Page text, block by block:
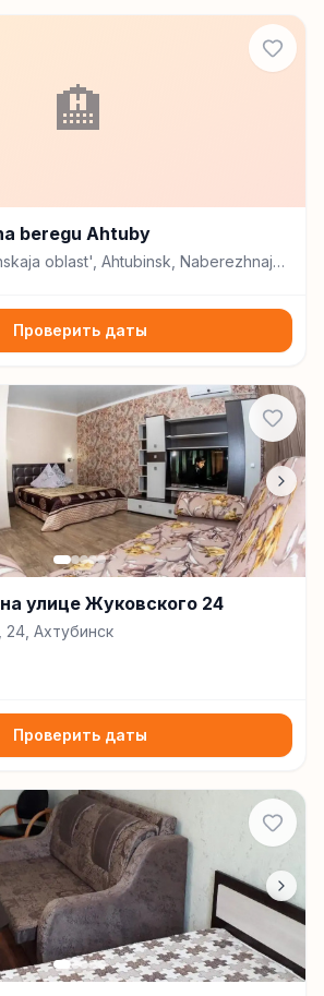
🏨
beregu Ahtuby
oblast', Ahtubinsk, Naberezhnaja
Проверить даты
улице Жуковского 24
24, Ахтубинск
Проверить даты